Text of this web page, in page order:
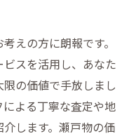
えの方に朗報です。
スを活用し、あなた
の価値で手放しまし
よる丁寧な査定や地
します。瀬戸物の価